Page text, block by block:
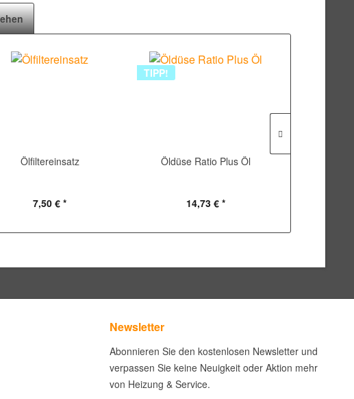
Ölfiltereinsatz
7,50 € *
TIPP!
Öldüse Ratio Plus Öl
14,73 € *
Newsletter
Abonnieren Sie den kostenlosen Newsletter und
verpassen Sie keine Neuigkeit oder Aktion mehr
von Heizung & Service.